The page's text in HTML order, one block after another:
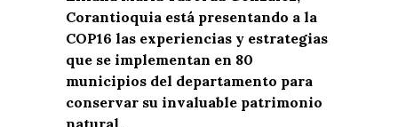
Corantioquia está presentando a la
COP16 las experiencias y estrategias
que se implementan en 80
municipios del departamento para
conservar su invaluable patrimonio